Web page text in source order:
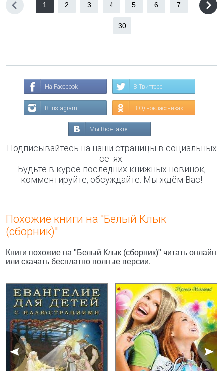
1 2 3 4 5 6 7
30
На Facebook В Твиттере
В Instagram В Одноклассниках
Мы Вконтакте
Подписывайтесь на наши страницы в социальных
сетях.
Будьте в курсе последних книжных новинок,
комментируйте, обсуждайте. Мы ждём Вас!
Похожие книги на "Белый Клык
(сборник)"
Книги похожие на "Белый Клык (сборник)" читать онлайн
или скачать бесплатно полные версии.